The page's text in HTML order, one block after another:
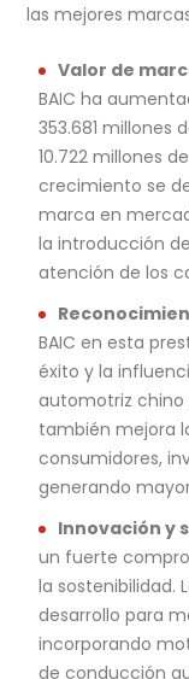
las mejores
Valor de
BAIC ha
353.681 millones
10.722 millones
crecimiento se
marca en
la introducción
atención de los
BAIC en esta
éxito y la
automotriz chino
también mejora
consumidores,
generando
Innovación y
un fuerte
la sostenibilidad.
desarrollo para
incorporando
de conducción